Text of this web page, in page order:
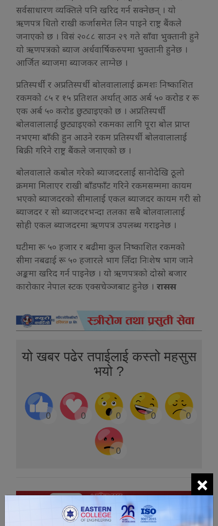
सर्वसाधारण व्यक्तिले पनि खरिद गर्न सक्नेछन् । यो
ऋणपत्र धितो राखी कर्जासमेत लिन पाइने राष्ट्र बैंकले
जनाएको छ । विसं २०८८ साउन २९ गते साँवा भुक्तानी हुने
यो ऋणपत्रको ब्याज अर्धवार्षिकरुपमा भुक्तानी हुनेछ ।
आर्जित ब्याजमा ब्याजकर लाग्नेछ ।
प्रतिस्पर्धी र अप्रतिस्पर्धी बोलवालालाई क्रमशः निष्काशित
रकमको ८५ र १५ प्रतिशत अर्थात् आठ अर्ब ५० करोड र रू
एक अर्ब ५० करोड छुट्याइएको छ । अप्रतिस्पर्धी
बोलवालालाई छुट्याइएको रकमका लागि पूरा बोल प्राप्त
नभएमा बाँकी हुन आउने रकम प्रतिस्पर्धी बोलवालालाई
बिक्री गरिने राष्ट्र बैंकले जनाएको छ ।
बोलवालाले कबोल गरेको ब्याजदरलाई सानोदेखि ठूलो
क्रममा मिलाएर राखी बाँडफाँट गरिने रकमसम्ममा कायम
भएको ब्याजदरको सीमालाई एकल ब्याजदर कायम गरी सो
ब्याजदर र सो ब्याजदरभन्दा तलका सबै बोलवालालाई
सोही एकल ब्याजदरमा ऋणपत्र उपलब्ध गराइनेछ ।
घटीमा रू ५० हजार र बढीमा कुल निष्काशित रकमको
सीमा नबढाई रू ५० हजारले भाग लिँदा निःशेष भाग जाने
अङ्कमा खरिद गर्न पाइनेछ । यो ऋणपत्रको दोस्रो बजार
कारोकार नेपाल स्टक एक्सचेञ्जबाट हुनेछ । रासस
यो खबर पढेर तपाईलाई कस्तो महसुस
भयो ?
0 0 0 0 0
0
×